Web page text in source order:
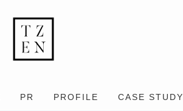
PR PROFILE CASE STUDY